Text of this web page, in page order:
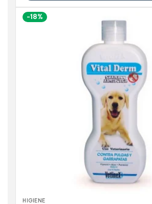
-18%
HIGIENE